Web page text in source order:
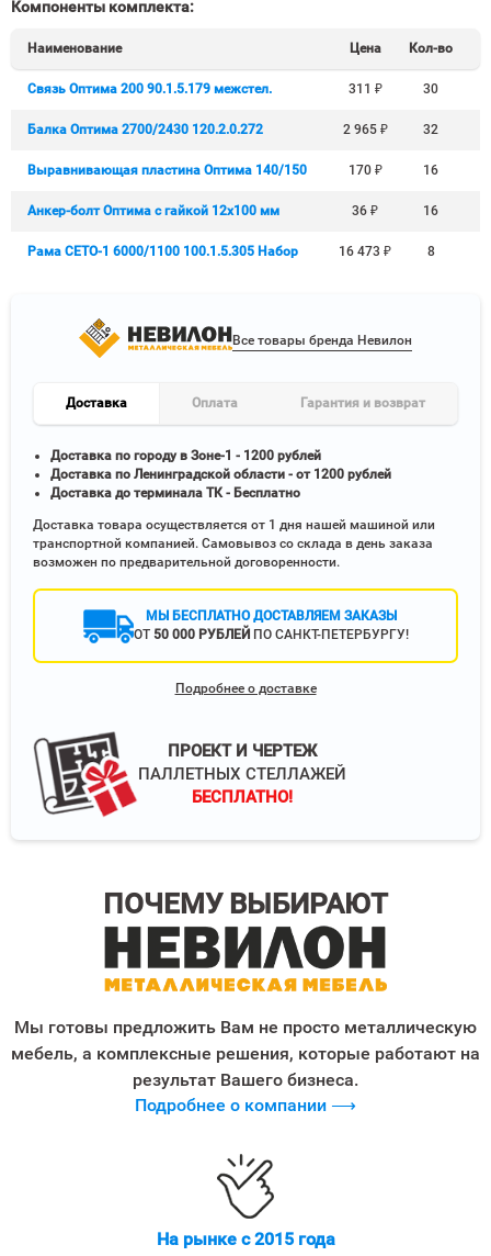
Компоненты комплекта:
Наименование Цена Кол-во
Связь Оптима 200 90.1.5.179 межстел. 311 ₽ 30
Балка Оптима 2700/2430 120.2.0.272 2 965 ₽ 32
Выравнивающая пластина Оптима 140/150 170 ₽ 16
Анкер-болт Оптима с гайкой 12x100 мм 36₽ 16
Рама СЕТО-1 6000/1100 100.1.5.305 Набор 16 473₽ 8
Все товары бренда Невилон
Доставка Оплата Гарантия и возврат
Доставка по городу в Зоне-1 - 1200 рублей
Доставка по Ленинградской области - от 1200 рублей
Доставка до терминала ТК - Бесплатно
Доставка товара осуществляется от 1 дня нашей машиной или
транспортной компанией. Самовывоз со склада в день заказа
возможен по предварительной договоренности.
МЫ БЕСПЛАТНО ДОСТАВЛЯЕМ ЗАКАЗЫ
ОТ 50 000 РУБЛЕЙ ПО САНКТ-ПЕТЕРБУРГУ!
Подробнее о доставке
ПРОЕКТ И ЧЕРТЕЖ
ПАЛЛЕТНЫХ СТЕЛЛАЖЕЙ
БЕСПЛАТНО!
ПОЧЕМУ ВЫБИРАЮТ
Мы готовы предложить Вам не просто металлическую
мебель, а комплексные решения, которые работают на
результат Вашего бизнеса.
Подробнее о компании ⟶
На рынке с 2015 года